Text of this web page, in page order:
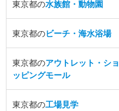
東京都の水族館・動物園
東京都のビーチ・海水浴場
東京都のアウトレット・ショ
ッピングモール
東京都の工場見学